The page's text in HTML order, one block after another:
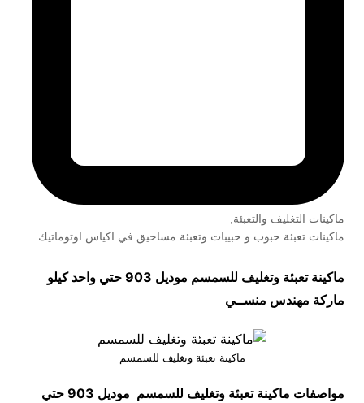
ماكينات التغليف والتعبئة,
ماكينات تعبئة حبوب و حبيبات وتعبئة مساحيق في اكياس اوتوماتيك
ماكينة تعبئة وتغليف للسمسم موديل 903 حتي واحد كيلو
ماركة مهندس منســي
ماكينة تعبئة وتغليف للسمسم
مواصفات ماكينة تعبئة وتغليف للسمسم
موديل 903 حتي